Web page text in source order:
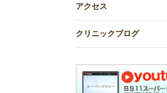
アクセス
クリニックブログ